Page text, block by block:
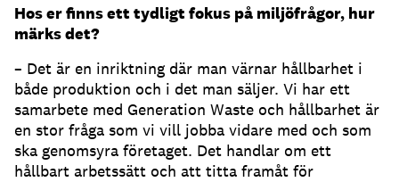
Hos er finns ett tydligt fokus på miljöfrågor, hur
märks det?
– Det är en inriktning där man värnar hållbarhet i
både produktion och i det man säljer. Vi har ett
samarbete med Generation Waste och hållbarhet är
en stor fråga som vi vill jobba vidare med och som
ska genomsyra företaget. Det handlar om ett
hållbart arbetssätt och att titta framåt för